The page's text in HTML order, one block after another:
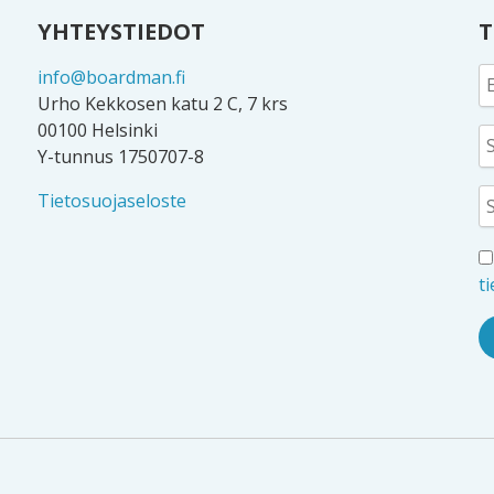
YHTEYSTIEDOT
info@boardman.fi
Urho Kekkosen katu 2 C, 7 krs
00100 Helsinki
Y-tunnus 1750707-8
Tietosuojaseloste